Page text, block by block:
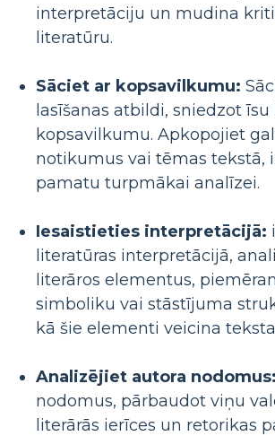
interpretāciju un mudina
literatūru.
Sāciet ar kopsavilkumu:
lasīšanas atbildi, sniedzot
kopsavilkumu. Apkopojiet
notikumus vai tēmas tekstā,
pamatu turpmākai analīzei.
Iesaistieties interpretācijā:
literatūras interpretācijā,
literāros elementus,
simboliku vai stāstījuma
kā šie elementi veicina
Analizējiet autora nodomus:
nodomus, pārbaudot viņu
literārās ierīces un retorikas